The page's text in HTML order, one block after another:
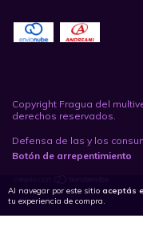
Al navegar por este sitio aceptás
tu experiencia de compra.
Copyright Fragua del
derechos reservados.
Defensa de las y los
Botón de arrepentimiento